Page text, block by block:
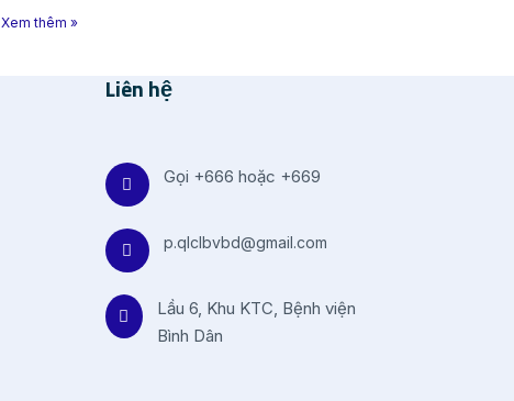
Xem thêm »
Liên hệ
Gọi +666 hoặc +669
p.qlclbvbd@gmail.com
Lầu 6, Khu KTC, Bệnh viện
Bình Dân